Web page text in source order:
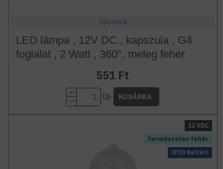
Optonica
LED lámpa , 12V DC , kapszula , G4
foglalat , 2 Watt , 360°, meleg fehér
551 Ft
Db KOSÁRBA
Természetes fehér
IP20 Beltéri
12 VDC